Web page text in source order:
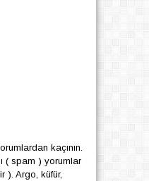
kaçının.
( spam ) yorumlar
). Argo, küfür,